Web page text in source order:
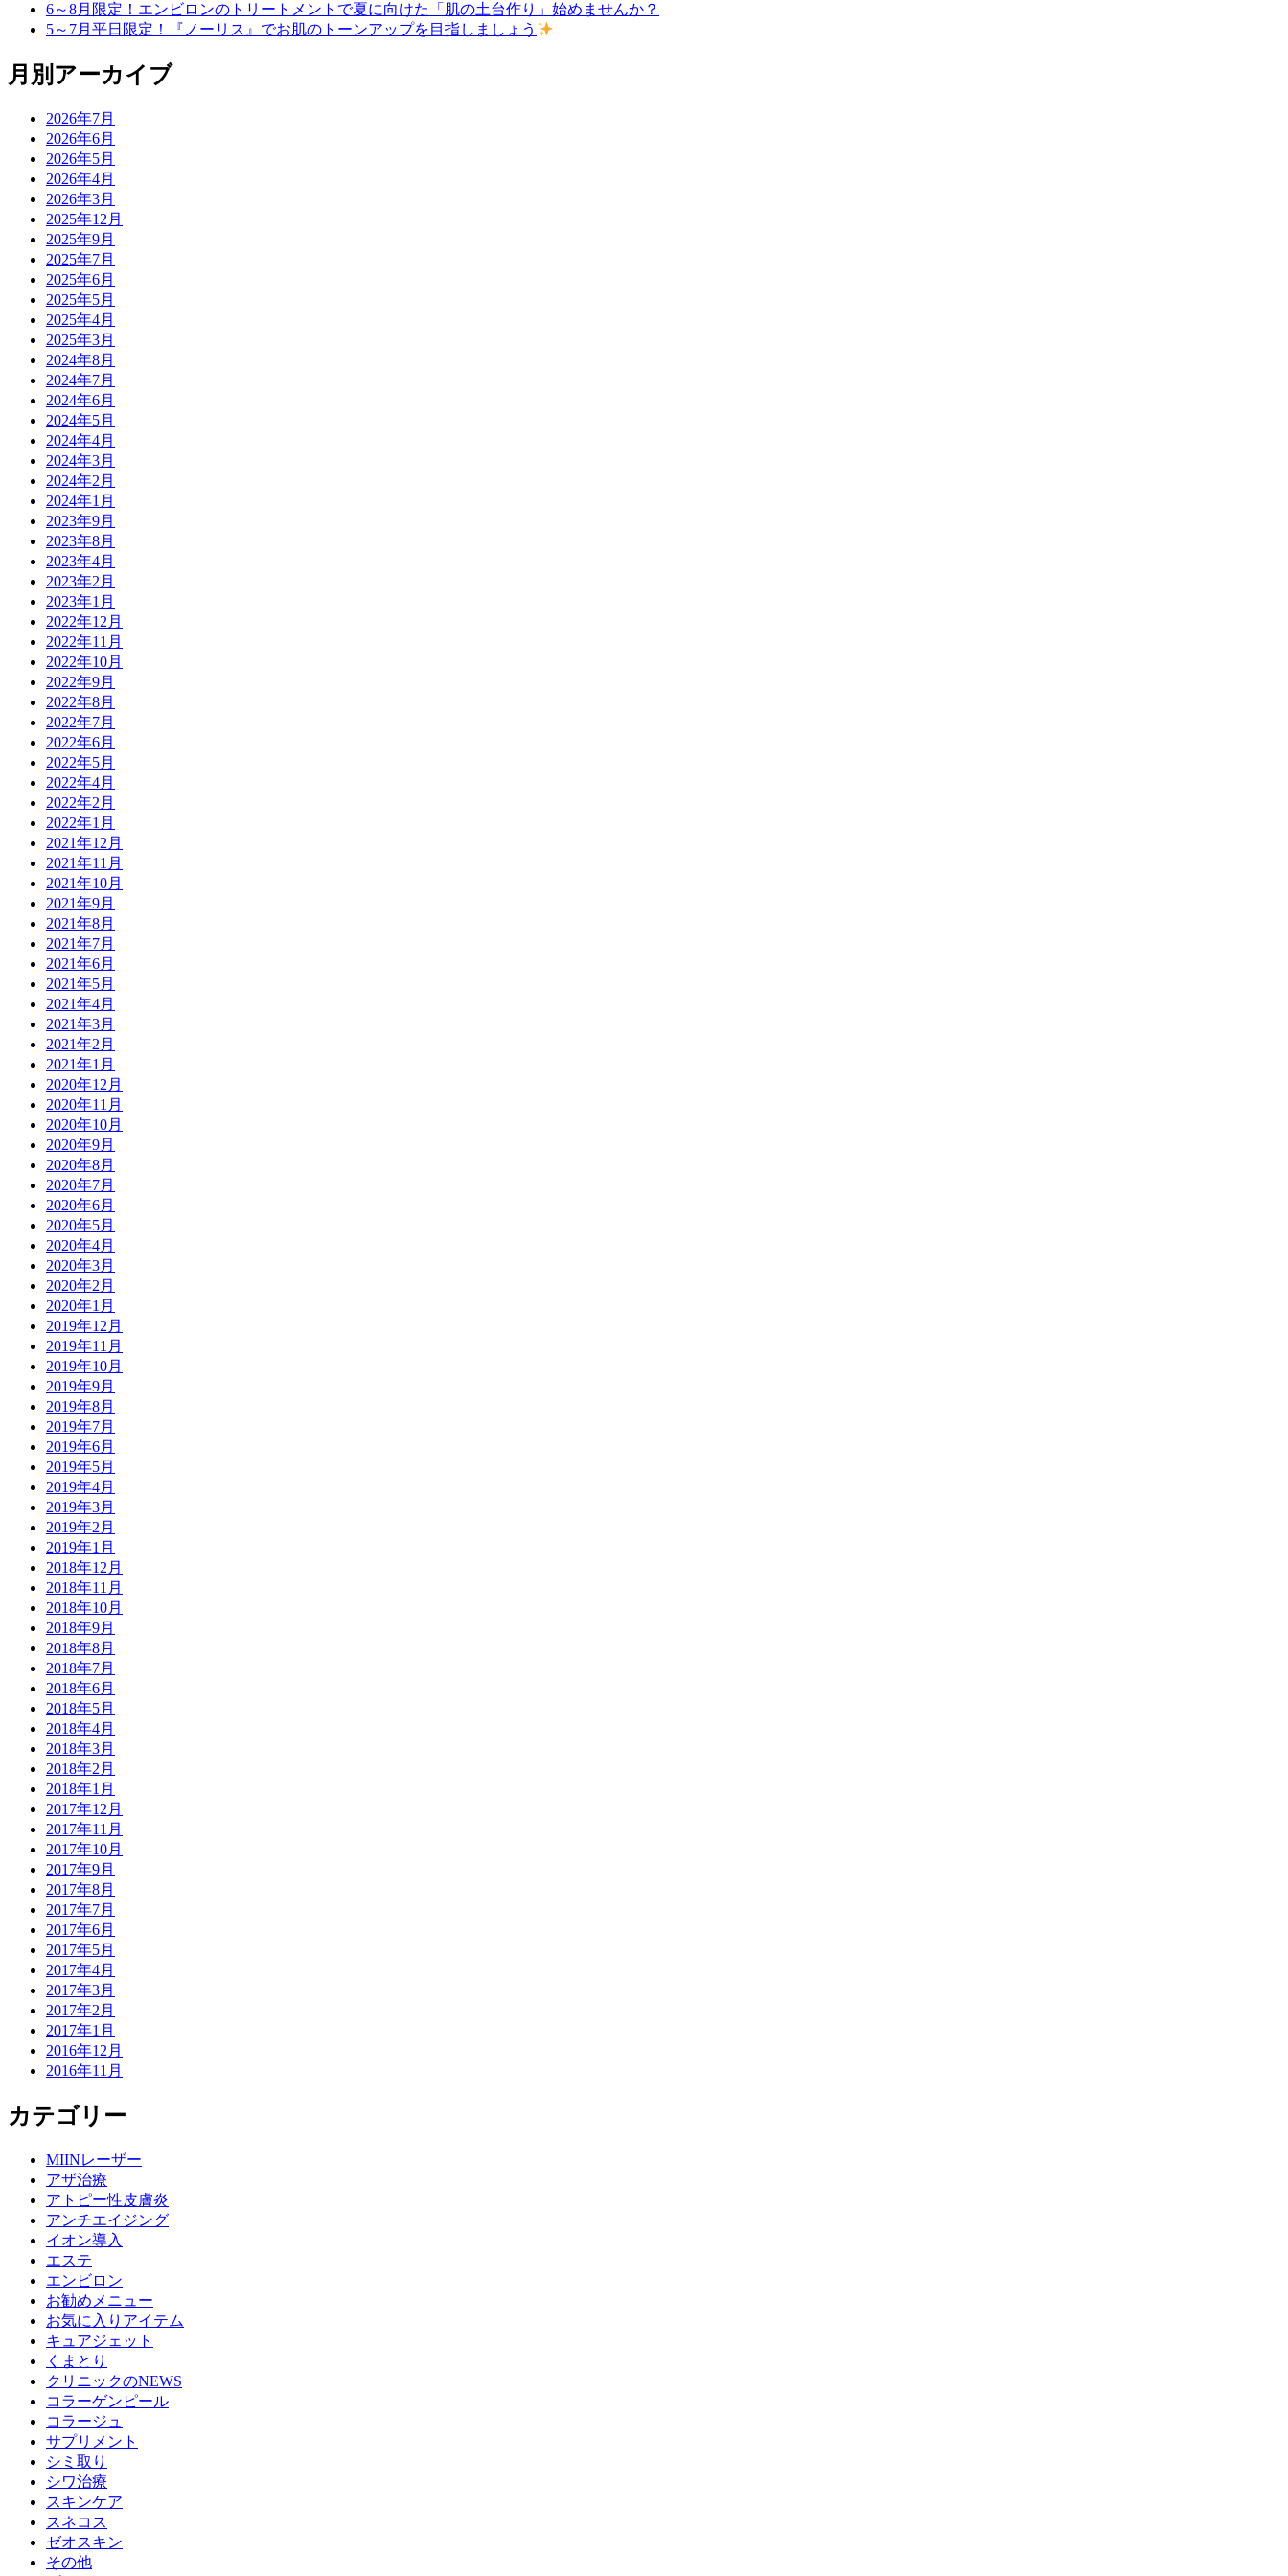
6～8月限定！エンビロンのトリートメントで夏に向けた「肌の土台作り」始めませんか？
5～7月平日限定！『ノーリス』でお肌のトーンアップを目指しましょう
月別アーカイブ
2026年7月
2026年6月
2026年5月
2026年4月
2026年3月
2025年12月
2025年9月
2025年7月
2025年6月
2025年5月
2025年4月
2025年3月
2024年8月
2024年7月
2024年6月
2024年5月
2024年4月
2024年3月
2024年2月
2024年1月
2023年9月
2023年8月
2023年4月
2023年2月
2023年1月
2022年12月
2022年11月
2022年10月
2022年9月
2022年8月
2022年7月
2022年6月
2022年5月
2022年4月
2022年2月
2022年1月
2021年12月
2021年11月
2021年10月
2021年9月
2021年8月
2021年7月
2021年6月
2021年5月
2021年4月
2021年3月
2021年2月
2021年1月
2020年12月
2020年11月
2020年10月
2020年9月
2020年8月
2020年7月
2020年6月
2020年5月
2020年4月
2020年3月
2020年2月
2020年1月
2019年12月
2019年11月
2019年10月
2019年9月
2019年8月
2019年7月
2019年6月
2019年5月
2019年4月
2019年3月
2019年2月
2019年1月
2018年12月
2018年11月
2018年10月
2018年9月
2018年8月
2018年7月
2018年6月
2018年5月
2018年4月
2018年3月
2018年2月
2018年1月
2017年12月
2017年11月
2017年10月
2017年9月
2017年8月
2017年7月
2017年6月
2017年5月
2017年4月
2017年3月
2017年2月
2017年1月
2016年12月
2016年11月
カテゴリー
MIINレーザー
アザ治療
アトピー性皮膚炎
アンチエイジング
イオン導入
エステ
エンビロン
お勧めメニュー
お気に入りアイテム
キュアジェット
くまとり
クリニックのNEWS
コラーゲンピール
コラージュ
サプリメント
シミ取り
シワ治療
スキンケア
スネコス
ゼオスキン
その他